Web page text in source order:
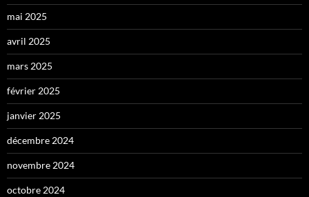
mai 2025
avril 2025
mars 2025
février 2025
janvier 2025
décembre 2024
novembre 2024
octobre 2024